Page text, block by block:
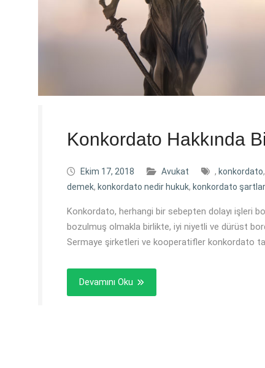
Konkordato Hakkında
Ekim 17, 2018 Avukat , konkordato,
demek, konkordato nedir hukuk, konkordato
Konkordato, herhangi bir sebepten dolayı işleri
bozulmuş olmakla birlikte, iyi niyetli ve dürüst
Sermaye şirketleri ve kooperatifler konkordato
Devamını Oku